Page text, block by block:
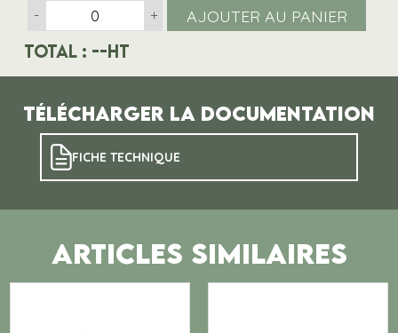
-
+ AJOUTER AU PANIER
Total : --HT
Télécharger la documentation
FICHE TECHNIQUE
ARTICLES SIMILAIRES